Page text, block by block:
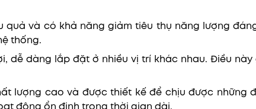
và có khả năng giảm tiêu thụ năng lượng
thống.
dễ dàng lắp đặt ở nhiều vị trí khác nhau. Điều này
lượng cao và được thiết kế để chịu được những
động ổn định trong thời gian dài.